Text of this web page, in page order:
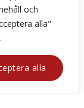
och
alla"
alla